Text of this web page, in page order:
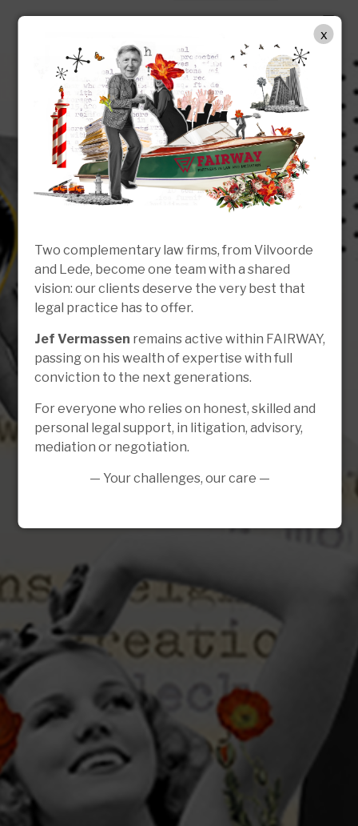
Two complementary law firms, from Vilvoorde
and Lede, become one team with a shared
vision: our clients deserve the very best that
legal practice has to offer.
Jef Vermassen remains active within FAIRWAY,
passing on his wealth of expertise with full
conviction to the next generations.
For everyone who relies on honest, skilled and
personal legal support, in litigation, advisory,
mediation or negotiation.
— Your challenges, our care —
x